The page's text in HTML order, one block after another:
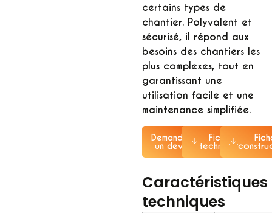
certains types de
chantier. Polyvalent et
sécurisé, il répond aux
besoins des chantiers les
plus complexes, tout en
garantissant une
utilisation facile et une
maintenance simplifiée.
Demander
un devis
Fiche
technique
Caractéristiques
techniques